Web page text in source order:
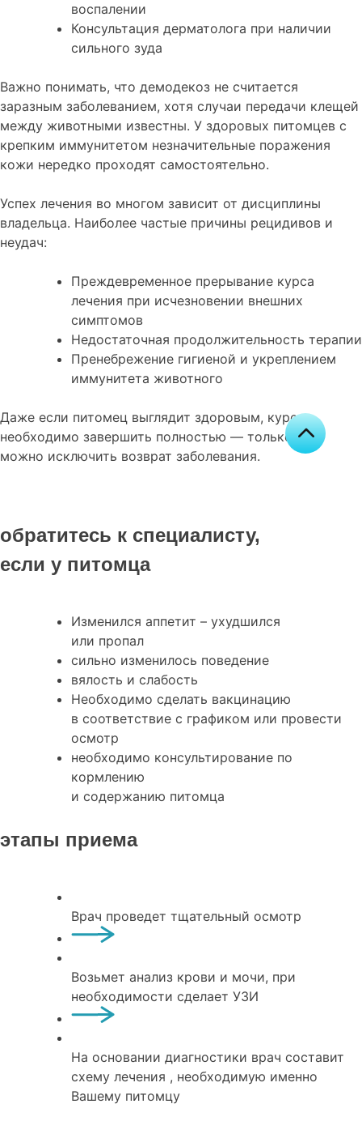
воспалении
Консультация дерматолога при наличии
сильного зуда
Важно понимать, что демодекоз не считается
заразным заболеванием, хотя случаи передачи клещей
между животными известны. У здоровых питомцев с
крепким иммунитетом незначительные поражения
кожи нередко проходят самостоятельно.
Успех лечения во многом зависит от дисциплины
владельца. Наиболее частые причины рецидивов и
неудач:
Преждевременное прерывание курса
лечения при исчезновении внешних
симптомов
Недостаточная продолжительность терапии
Пренебрежение гигиеной и укреплением
иммунитета животного
Даже если питомец выглядит здоровым, курс
необходимо завершить полностью — только так
можно исключить возврат заболевания.
обратитесь к специалисту,
если у питомца
Изменился аппетит – ухудшился
или пропал
сильно изменилось поведение
вялость и слабость
Необходимо сделать вакцинацию
в соответствие с графиком или провести
осмотр
необходимо консультирование по
кормлению
и содержанию питомца
этапы приема
Врач проведет тщательный осмотр
Возьмет анализ крови и мочи, при
необходимости сделает УЗИ
На основании диагностики врач составит
схему лечения , необходимую именно
Вашему питомцу